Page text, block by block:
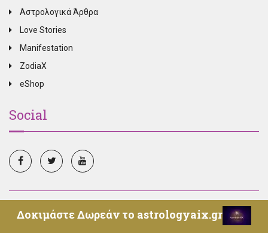
Αστρολογικά Άρθρα
Love Stories
Manifestation
ZodiaX
eShop
Social
© Copyright 2025, All Rights Reserved, Oroskopos.tv -
Επικοινωνία- Όροι Χρήσης
Δοκιμάστε Δωρεάν το astrologyaix.gr